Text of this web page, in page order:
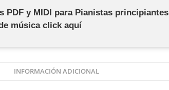
PDF y MIDI para Pianistas principiantes
música click aquí
INFORMACIÓN ADICIONAL